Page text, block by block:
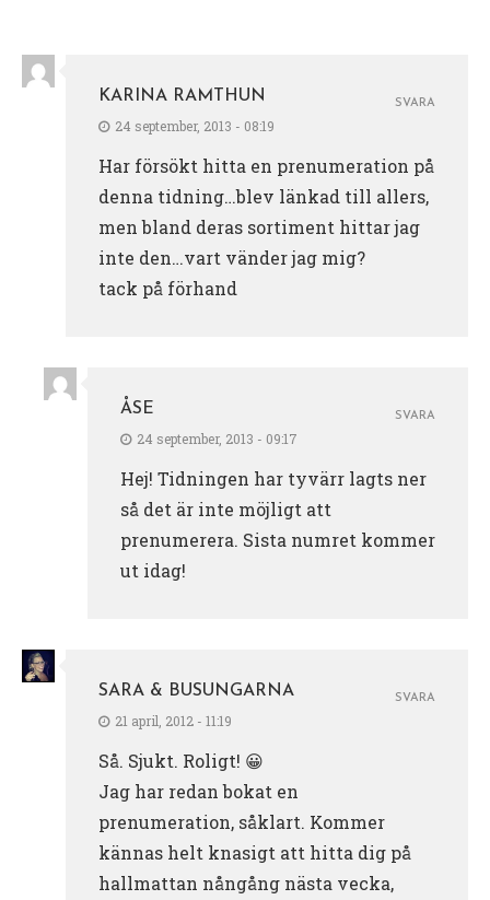
KARINA RAMTHUN
24 september, 2013 - 08:19
Har försökt hitta en prenumeration på
denna tidning…blev länkad till allers,
men bland deras sortiment hittar jag
inte den…vart vänder jag mig?
tack på förhand
SVARA
ÅSE
24 september, 2013 - 09:17
Hej! Tidningen har tyvärr lagts ner
så det är inte möjligt att
prenumerera. Sista numret kommer
ut idag!
SVARA
SARA & BUSUNGARNA
21 april, 2012 - 11:19
Så. Sjukt. Roligt! 😀
Jag har redan bokat en
prenumeration, såklart. Kommer
kännas helt knasigt att hitta dig på
hallmattan nångång nästa vecka,
SVARA